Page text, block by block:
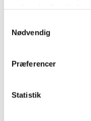
Nødvendig
Præferencer
Statistik